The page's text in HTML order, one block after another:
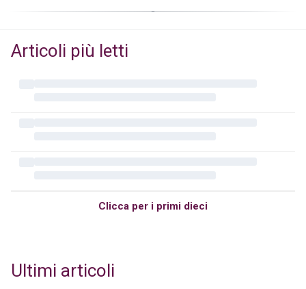
Articoli più letti
Clicca per i primi dieci
Ultimi articoli